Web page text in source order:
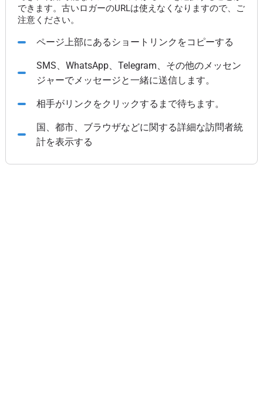
できます。古いロガーのURLは使えなくなりますので、ご
注意ください。
ページ上部にあるショートリンクをコピーする
SMS、WhatsApp、Telegram、その他のメッセン
ジャーでメッセージと一緒に送信します。
相手がリンクをクリックするまで待ちます。
国、都市、ブラウザなどに関する詳細な訪問者統
計を表示する